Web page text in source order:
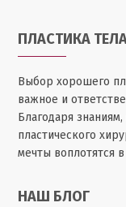
ПЛАСТИКА
Выбор хорошего
важное и
Благодаря
пластического
мечты воплотятся
НАШ БЛОГ